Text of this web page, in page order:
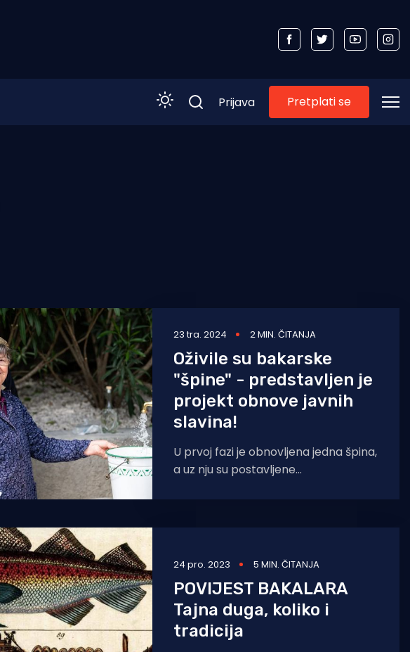
Prijava Pretplati se
23 tra. 2024 2 MIN. ČITANJA
Oživile su bakarske
"špine" - predstavljen je
projekt obnove javnih
slavina!
U prvoj fazi je obnovljena jedna špina,
a uz nju su postavljene
ploče naći i uz
24 pro. 2023 5 MIN. ČITANJA
POVIJEST BAKALARA
Tajna duga, koliko i
tradicija